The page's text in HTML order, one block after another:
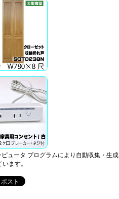
ュータ プログラムにより自動収集・生成
ます。